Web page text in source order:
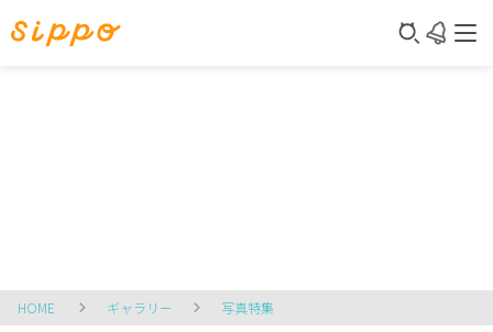
HOME ギャラリー 写真特集